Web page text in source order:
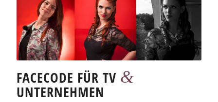
FACECODE FÜR TV &
UNTERNEHMEN